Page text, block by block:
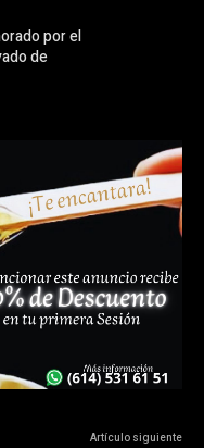
por el
de
Artículo siguiente